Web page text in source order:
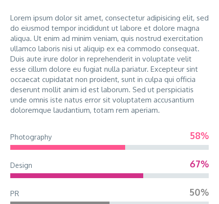
Lorem ipsum dolor sit amet, consectetur adipisicing elit, sed
do eiusmod tempor incididunt ut labore et dolore magna
aliqua. Ut enim ad minim veniam, quis nostrud exercitation
ullamco laboris nisi ut aliquip ex ea commodo consequat.
Duis aute irure dolor in reprehenderit in voluptate velit
esse cillum dolore eu fugiat nulla pariatur. Excepteur sint
occaecat cupidatat non proident, sunt in culpa qui officia
deserunt mollit anim id est laborum. Sed ut perspiciatis
unde omnis iste natus error sit voluptatem accusantium
doloremque laudantium, totam rem aperiam.
Photography 58%
Design 67%
PR 50%